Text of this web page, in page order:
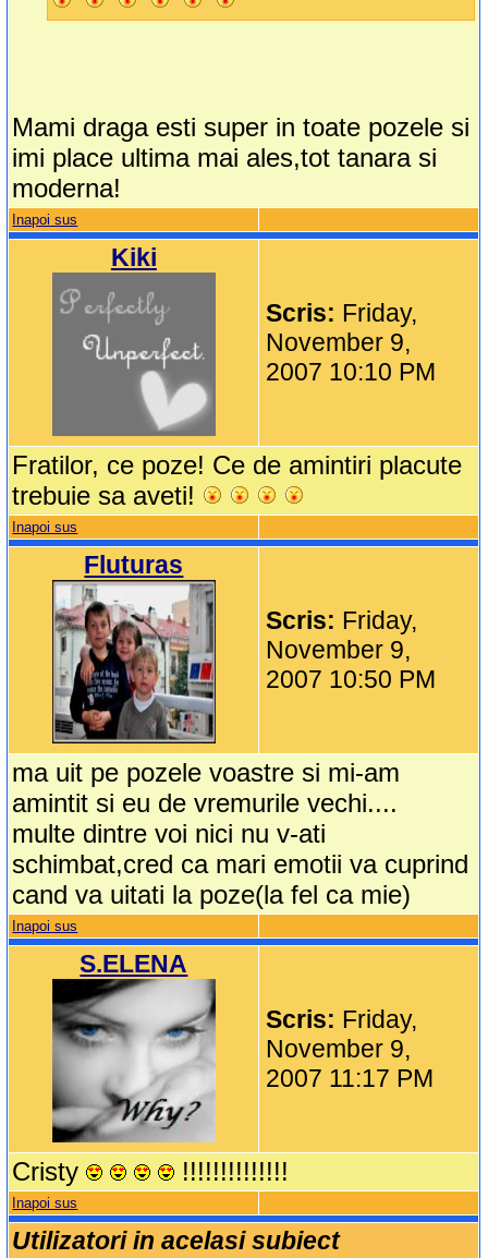
Mami draga esti super in toate pozele si
imi place ultima mai ales,tot tanara si
moderna!
Inapoi sus
Kiki
Scris: Friday,
November 9,
2007 10:10 PM
Fratilor, ce poze! Ce de amintiri placute
trebuie sa aveti!
Inapoi sus
Fluturas
Scris: Friday,
November 9,
2007 10:50 PM
ma uit pe pozele voastre si mi-am
amintit si eu de vremurile vechi....
multe dintre voi nici nu v-ati
schimbat,cred ca mari emotii va cuprind
cand va uitati la poze(la fel ca mie)
Inapoi sus
S.ELENA
Scris: Friday,
November 9,
2007 11:17 PM
Cristy !!!!!!!!!!!!!!
Inapoi sus
Utilizatori in acelasi subiect